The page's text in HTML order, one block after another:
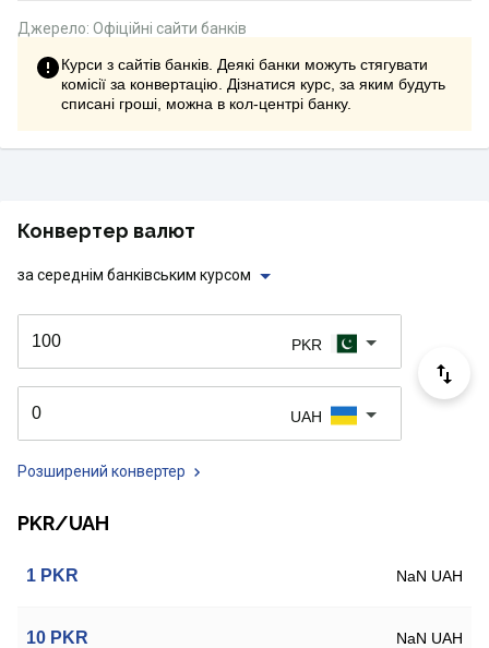
Джерело: Офіційні сайти банків
Курси з сайтів банків. Деякі банки можуть стягувати
комісії за конвертацію. Дізнатися курс, за яким будуть
списані гроші, можна в кол-центрі банку.
Конвертер валют
за середнім банківським курсом
PKR
UAH
Розширений конвертер
PKR/UAH
1 PKR NaN UAH
10 PKR NaN UAH